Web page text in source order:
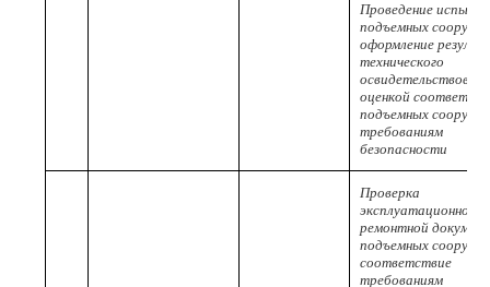
Проведение
подъемных
оформление
технического
оценкой
подъемных
требованиям
безопасности
Проверка
эксплуатационной и
ремонтной
подъемных
соответствие
требованиям